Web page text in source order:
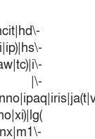
|\-